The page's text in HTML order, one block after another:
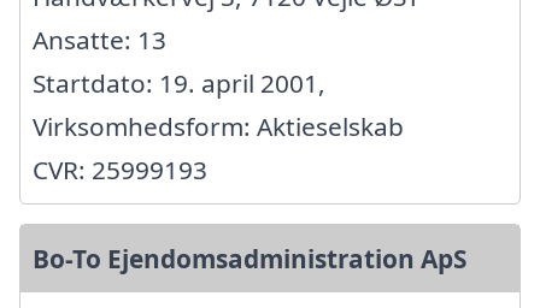
Ansatte: 13
Startdato: 19. april 2001,
Virksomhedsform: Aktieselskab
CVR: 25999193
Bo-To Ejendomsadministration ApS